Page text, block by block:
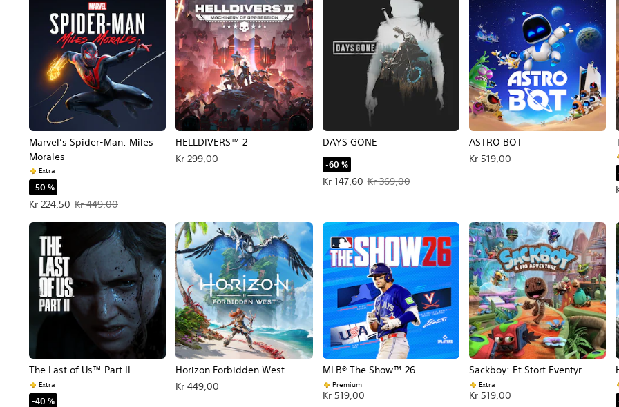
Marvel’s Spider-Man: Miles
Morales
Extra
-50 %
Kr 224,50
Tilbudspris Kr 224,50. Oprindelig pris Kr 449,00.
Kr 449,00
HELLDIVERS™ 2
Kr 299,00
DAYS GONE
-60 %
Kr 147,60
Tilbudspris Kr 147,60. Oprindelig pris Kr 369,00.
Kr 369,00
ASTRO BOT
Kr 519,00
The Last of Us™ Part II
Extra
-40 %
Horizon Forbidden West
Kr 449,00
MLB® The Show™ 26
Premium
Kr 519,00
Sackboy: Et Stort Eventyr
Extra
Kr 519,00